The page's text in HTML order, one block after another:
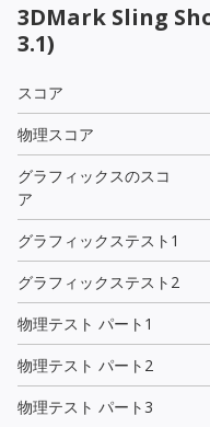
3DMark Sling
3.1)
スコア
物理スコア
グラフィックスのスコ
ア
グラフィックステスト1
グラフィックステスト2
物理テスト パート1
物理テスト パート2
物理テスト パート3